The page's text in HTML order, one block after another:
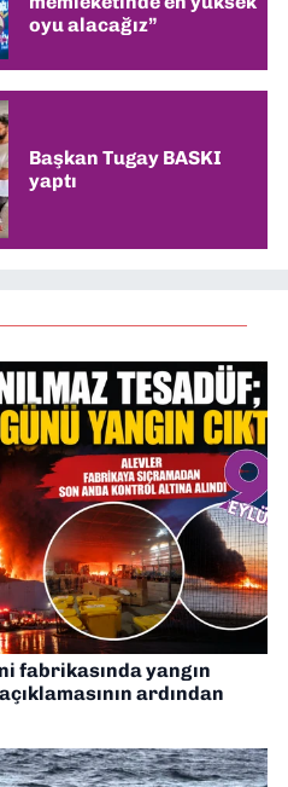
oyu alacağız”
Başkan Tugay BASKI
yaptı
fabrikasında yangın
ardından